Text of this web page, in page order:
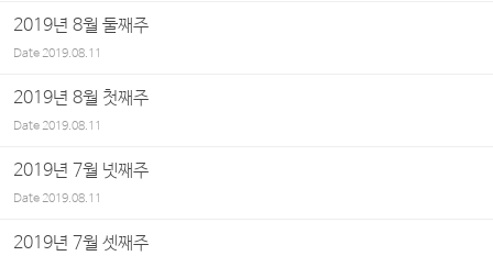
2019년 8월 둘째주
Date2019.08.11
2019년 8월 첫째주
Date2019.08.11
2019년 7월 넷째주
Date2019.08.11
2019년 7월 셋째주